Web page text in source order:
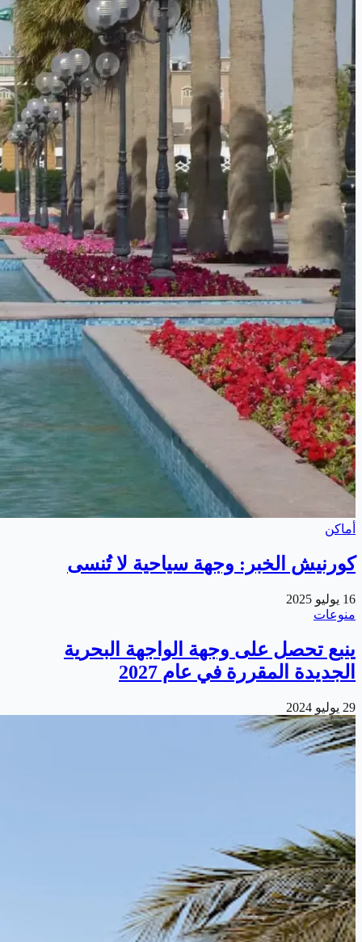
أماكن
كورنيش الخبر: وجهة سياحية لا تُنسى
16 يوليو 2025
منوعات
ينبع تحصل على وجهة الواجهة البحرية
الجديدة المقررة في عام 2027
29 يوليو 2024